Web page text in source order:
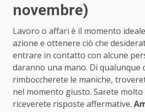
novembre)
Lavoro o affari è il momento
azione e ottenere ciò che
entrare in contatto con alcune
daranno una mano. Di qualunque
rimboccherete le maniche,
nel momento giusto. Sarete molto
riceverete risposte affermative.